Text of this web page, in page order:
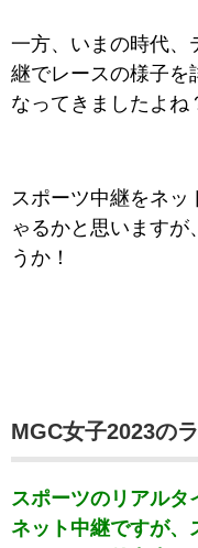
一方、いまの時代、
継でレースの様子を
なってきましたよね
スポーツ中継をネッ
ゃるかと思いますが
うか！
MGC女子2023の
スポーツのリアルタ
ネット中継ですが、